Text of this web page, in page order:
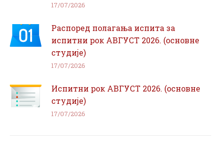
17/07/2026
Распоред полагања испита за
испитни рок АВГУСТ 2026. (основне
студије)
17/07/2026
Испитни рок АВГУСТ 2026. (основне
студије)
17/07/2026